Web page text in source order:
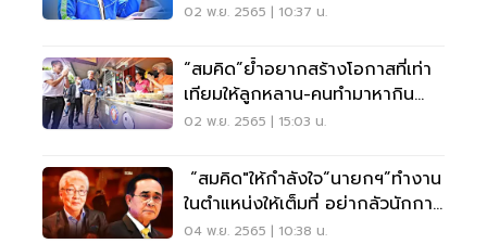
02 พ.ย. 2565 | 10:37 น.
“สมคิด”ย้ำอยากสร้างโอกาสที่เท่า
เทียมให้ลูกหลาน-คนทำมาหากิน
ย่านเยาวราช
02 พ.ย. 2565 | 15:03 น.
“สมคิด"ให้กำลังใจ“นายกฯ”ทำงาน
ในตำแหน่งให้เต็มที่ อย่ากลัวนักการ
เมือง
04 พ.ย. 2565 | 10:38 น.